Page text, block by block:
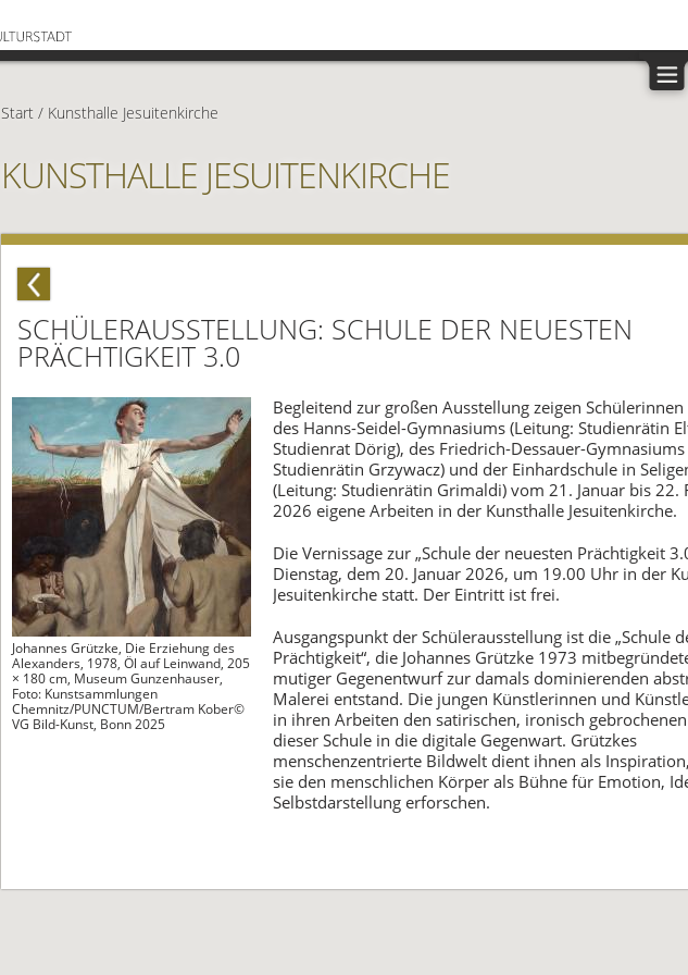
Start / Kunsthalle Jesuitenkirche
KUNSTHALLE JESUITENKIRCHE
SCHÜLERAUSSTELLUNG: SCHULE DER NEUESTEN
PRÄCHTIGKEIT 3.0
Begleitend zur großen Ausstellung zeigen
des Hanns-Seidel-Gymnasiums (Leitung: Studienrätin
Studienrat Dörig), des Friedrich-Dessauer-Gymnasiums
Studienrätin Grzywacz) und der Einhardschule in
(Leitung: Studienrätin Grimaldi) vom 21. Januar bis 22.
2026 eigene Arbeiten in der Kunsthalle Jesuitenkirche.
Die Vernissage zur „Schule der neuesten Prächtigkeit
Dienstag, dem 20. Januar 2026, um 19.00 Uhr in der
Jesuitenkirche statt. Der Eintritt ist frei.
Ausgangspunkt der Schülerausstellung ist die „Schule
Prächtigkeit“, die Johannes Grützke 1973
mutiger Gegenentwurf zur damals dominierenden
Malerei entstand. Die jungen Künstlerinnen und
in ihren Arbeiten den satirischen, ironisch
dieser Schule in die digitale Gegenwart. Grützkes
menschenzentrierte Bildwelt dient ihnen als
sie den menschlichen Körper als Bühne für Emotion,
Selbstdarstellung erforschen.
Johannes Grützke, Die Erziehung des
Alexanders, 1978, Öl auf Leinwand, 205
× 180 cm, Museum Gunzenhauser,
Foto: Kunstsammlungen
Chemnitz/PUNCTUM/Bertram Kober©
VG Bild-Kunst, Bonn 2025